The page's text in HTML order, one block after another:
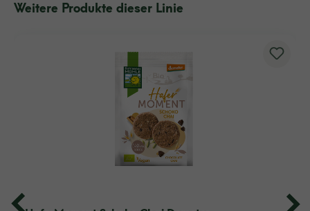
Weitere Produkte dieser Linie